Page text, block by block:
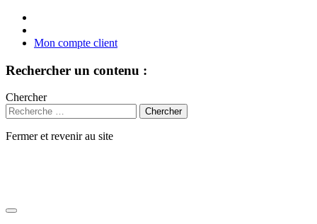
Mon compte client
Rechercher un contenu :
Chercher
Fermer et revenir au site